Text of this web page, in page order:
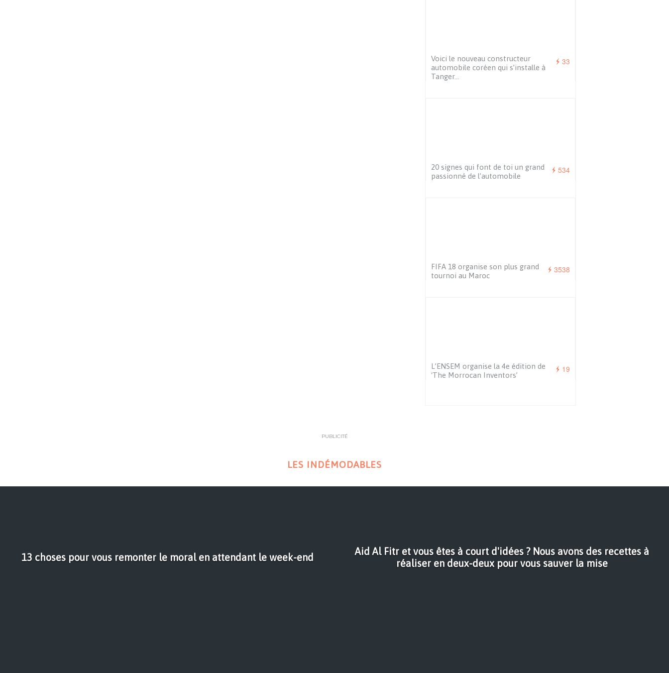
33
Voici le nouveau constructeur
automobile coréen qui s’installe à
Tanger…
534
20 signes qui font de toi un grand
passionné de l’automobile
3538
FIFA 18 organise son plus grand
tournoi au Maroc
19
L’ENSEM organise la 4e édition de
‘The Morrocan Inventors’
PUBLICITÉ
LES INDÉMODABLES
13 choses pour vous remonter le moral en attendant le week-end
Aid Al Fitr et vous êtes à court d'idées ? Nous avons des recettes à
réaliser en deux-deux pour vous sauver la mise